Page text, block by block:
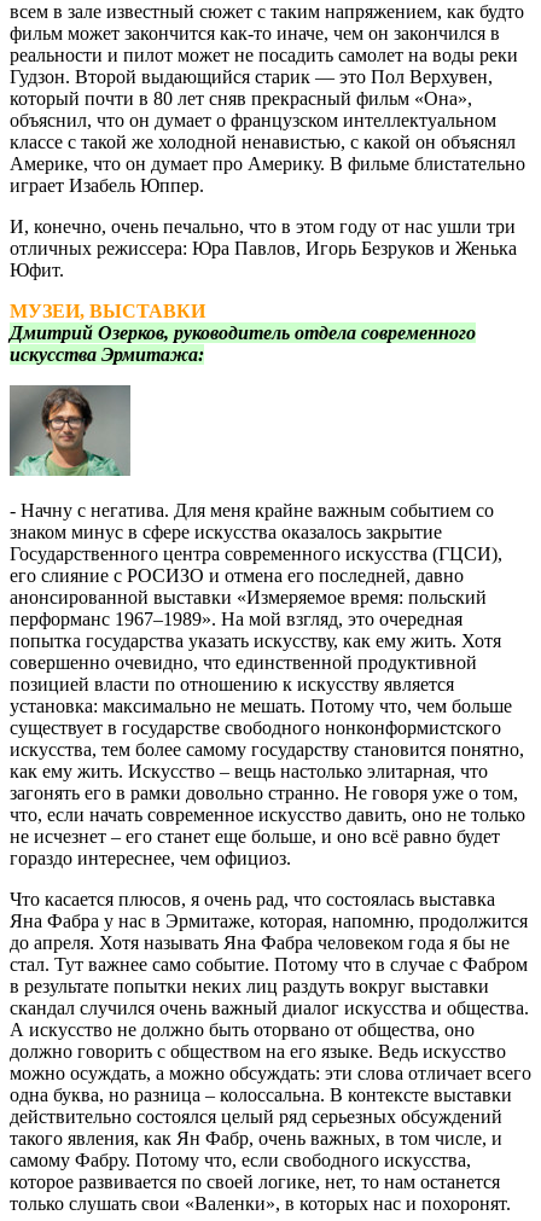
всем в зале известный сюжет с таким напряжением, как будто
фильм может закончится как-то иначе, чем он закончился в
реальности и пилот может не посадить самолет на воды реки
Гудзон. Второй выдающийся старик — это Пол Верхувен,
который почти в 80 лет сняв прекрасный фильм «Она»,
объяснил, что он думает о французском интеллектуальном
классе с такой же холодной ненавистью, с какой он объяснял
Америке, что он думает про Америку. В фильме блистательно
играет Изабель Юппер.
И, конечно, очень печально, что в этом году от нас ушли три
отличных режиссера: Юра Павлов, Игорь Безруков и Женька
Юфит.
МУЗЕИ, ВЫСТАВКИ
Дмитрий Озерков, руководитель отдела современного
искусства Эрмитажа:
- Начну с негатива. Для меня крайне важным событием со
знаком минус в сфере искусства оказалось закрытие
Государственного центра современного искусства (ГЦСИ),
его слияние с РОСИЗО и отмена его последней, давно
анонсированной выставки «Измеряемое время: польский
перформанс 1967–1989». На мой взгляд, это очередная
попытка государства указать искусству, как ему жить. Хотя
совершенно очевидно, что единственной продуктивной
позицией власти по отношению к искусству является
установка: максимально не мешать. Потому что, чем больше
существует в государстве свободного нонконформистского
искусства, тем более самому государству становится понятно,
как ему жить. Искусство – вещь настолько элитарная, что
загонять его в рамки довольно странно. Не говоря уже о том,
что, если начать современное искусство давить, оно не только
не исчезнет – его станет еще больше, и оно всё равно будет
гораздо интереснее, чем официоз.
Что касается плюсов, я очень рад, что состоялась выставка
Яна Фабра у нас в Эрмитаже, которая, напомню, продолжится
до апреля. Хотя называть Яна Фабра человеком года я бы не
стал. Тут важнее само событие. Потому что в случае с Фабром
в результате попытки неких лиц раздуть вокруг выставки
скандал случился очень важный диалог искусства и общества.
А искусство не должно быть оторвано от общества, оно
должно говорить с обществом на его языке. Ведь искусство
можно осуждать, а можно обсуждать: эти слова отличает всего
одна буква, но разница – колоссальна. В контексте выставки
действительно состоялся целый ряд серьезных обсуждений
такого явления, как Ян Фабр, очень важных, в том числе, и
самому Фабру. Потому что, если свободного искусства,
которое развивается по своей логике, нет, то нам останется
только слушать свои «Валенки», в которых нас и похоронят.